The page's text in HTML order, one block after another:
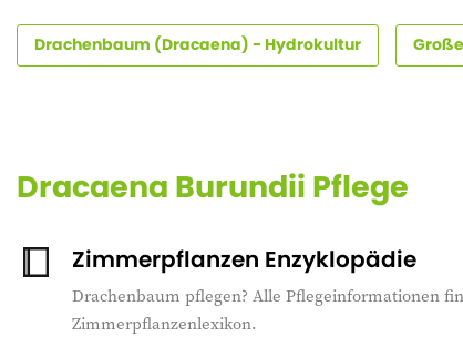
Drachenbaum (Dracaena) - Hydrokultur
Dracaena Burundii Pflege
Zimmerpflanzen Enzyklopädie
Drachenbaum pflegen? Alle Pflegeinformationen
Zimmerpflanzenlexikon.